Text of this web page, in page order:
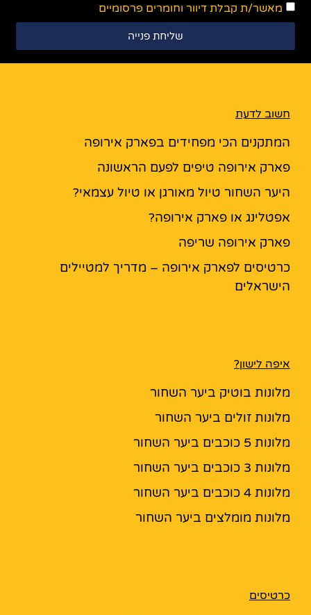
מאשר/ת קבלת דיוור וחומרים פרסומיים
שליחת פנייה
חשוב לדעת
המתקנים הכי מפחידים בפארק אירופה
פארק אירופה טיפים לפעם הראשונה
היער השחור טיול מאורגן או טיול עצמאי?
אפטלינג או פארק אירופה?
פארק אירופה שריפה
כרטיסים לפארק אירופה – מדריך למטיילים
הישראלים
איפה לישון?
מלונות בוטיק ביער השחור
מלונות זולים ביער השחור
מלונות 5 כוכבים ביער השחור
מלונות 3 כוכבים ביער השחור
מלונות 4 כוכבים ביער השחור
מלונות מומלצים ביער השחור
כרטיסים